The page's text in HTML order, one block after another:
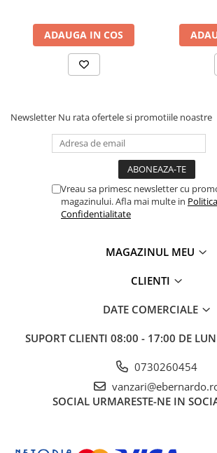
ADAUGA IN COS
Newsletter Nu rata ofertele si promotiile noastre
Vreau sa primesc newsletter cu
magazinului. Afla mai multe in
Confidentialitate
MAGAZINUL MEU
CLIENTI
DATE COMERCIALE
SUPORT CLIENTI 08:00 - 17:00 DE
0730260454
SOCIAL URMARESTE-NE IN